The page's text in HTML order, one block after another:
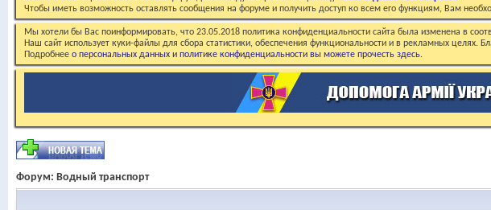
Чтобы иметь возможность оставлять сообщения на форуме и получить доступ ко всем его функциям, Вам
Мы хотели бы Вас поинформировать, что 23.05.2018 политика конфиденциальности сайта была изменена в
Наш сайт использует куки-файлы для сбора статистики, обеспечения функциональности и в рекламных целях.
Подробнее о персональных данных и политике конфиденциальности вы можете прочесть здесь.
Форум: Водный транспорт